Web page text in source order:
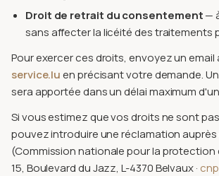
Droit de retrait du consentement—
sans affecter la licéité des traitements
Pour exercer ces droits, envoyez un email
service.luen précisant votre demande.
sera apportée dans un délai maximum
Si vous estimez que vos droits ne sont
pouvez introduire une réclamation auprès
(Commission nationale pour la protection
15, Boulevard du Jazz, L-4370 Belvaux ·